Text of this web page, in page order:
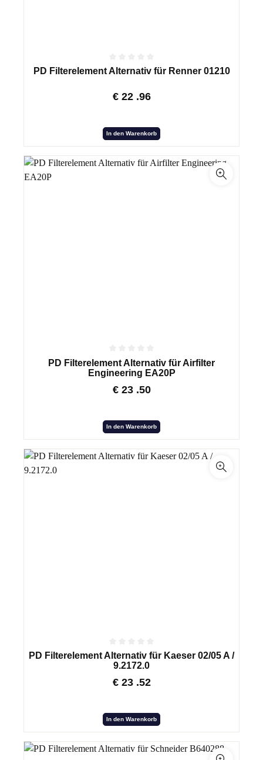
PD Filterelement Alternativ für Renner 01210
€ 22 .96
In den Warenkorb
PD Filterelement Alternativ für Airfilter
Engineering EA20P
€ 23 .50
In den Warenkorb
PD Filterelement Alternativ für Kaeser 02/05 A /
9.2172.0
€ 23 .52
In den Warenkorb